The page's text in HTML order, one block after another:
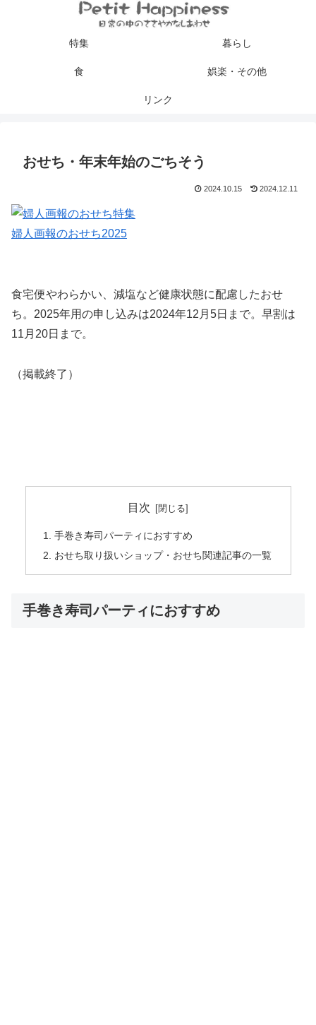
特集 暮らし
食 娯楽・その他
リンク
おせち・年末年始のごちそう
2024.10.15 2024.12.11
婦人画報のおせち2025
食宅便やわらかい、減塩など健康状態に配慮したおせ
ち。2025年用の申し込みは2024年12月5日まで。早割は
11月20日まで。
（掲載終了）
目次
手巻き寿司パーティにおすすめ
おせち取り扱いショップ・おせち関連記事の一覧
手巻き寿司パーティにおすすめ